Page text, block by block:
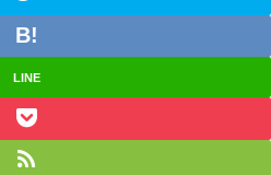
LINE